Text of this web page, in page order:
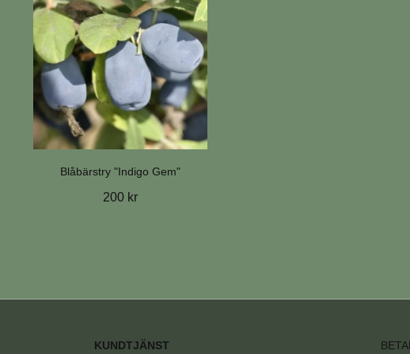
Blåbärstry "Indigo Gem"
200 kr
KUNDTJÄNST